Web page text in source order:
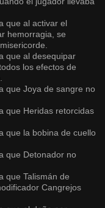
que al activar el
hemorragia, se
que al desequipar
los efectos de
que Joya de sangre no
que Heridas retorcidas
que la bobina de cuello
que Detonador no
que Talismán de
Cangrejos